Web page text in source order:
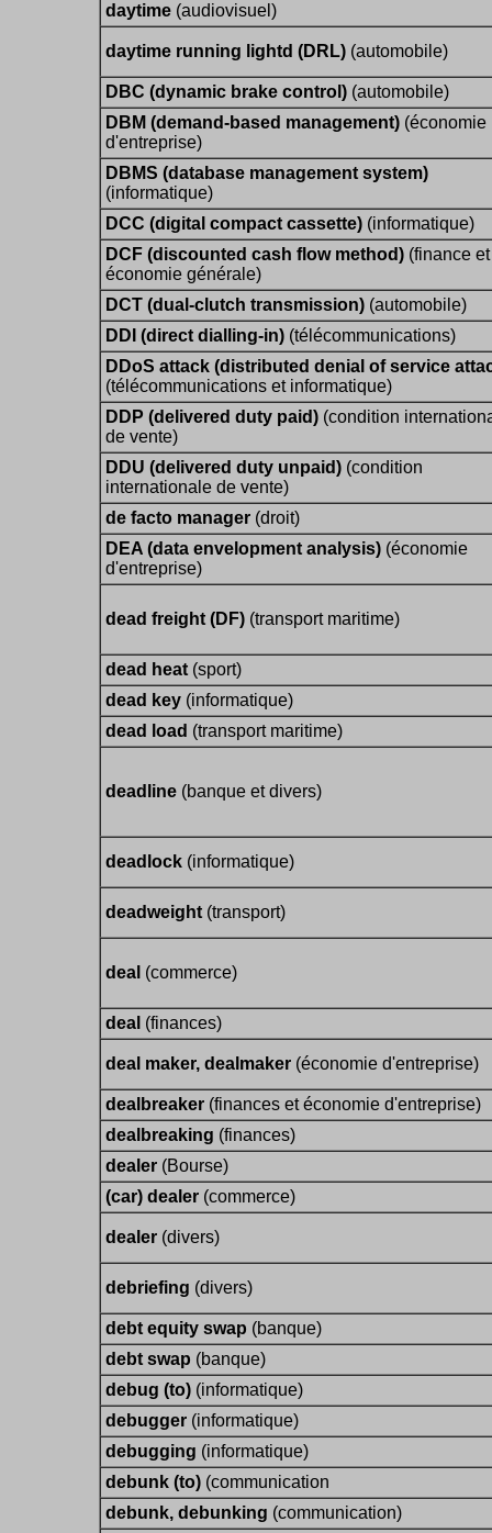
daytime (audiovisuel)
daytime running lightd (DRL) (automobile)
DBC (dynamic brake control) (automobile)
DBM (demand-based management) (économie
d'entreprise)
DBMS (database management system)
(informatique)
DCC (digital compact cassette) (informatique)
DCF (discounted cash flow method) (finance et
économie générale)
DCT (dual-clutch transmission) (automobile)
DDI (direct dialling-in) (télécommunications)
DDoS attack (distributed denial of service
(télécommunications et informatique)
DDP (delivered duty paid) (condition
de vente)
DDU (delivered duty unpaid) (condition
internationale de vente)
de facto manager (droit)
DEA (data envelopment analysis) (économie
d'entreprise)
dead freight (DF) (transport maritime)
dead heat (sport)
dead key (informatique)
dead load (transport maritime)
deadline (banque et divers)
deadlock (informatique)
deadweight (transport)
deal (commerce)
deal (finances)
deal maker, dealmaker (économie d'entreprise)
dealbreaker (finances et économie d'entreprise)
dealbreaking (finances)
dealer (Bourse)
(car) dealer (commerce)
dealer (divers)
debriefing (divers)
debt equity swap (banque)
debt swap (banque)
debug (to) (informatique)
debugger (informatique)
debugging (informatique)
debunk (to) (communication
debunk, debunking (communication)